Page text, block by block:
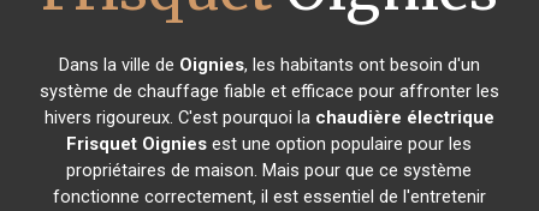
Dans la ville de Oignies, les habitants ont besoin d'un
système de chauffage fiable et efficace pour affronter les
hivers rigoureux. C'est pourquoi la chaudière électrique
Frisquet Oignies est une option populaire pour les
propriétaires de maison. Mais pour que ce système
fonctionne correctement, il est essentiel de l'entretenir